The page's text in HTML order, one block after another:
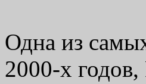
Одна из
2000-х годов,